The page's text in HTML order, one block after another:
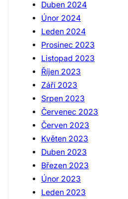
Duben 2024
Únor 2024
Leden 2024
Prosinec 2023
Listopad 2023
Říjen 2023
Září 2023
Srpen 2023
Červenec 2023
Červen 2023
Květen 2023
Duben 2023
Březen 2023
Únor 2023
Leden 2023